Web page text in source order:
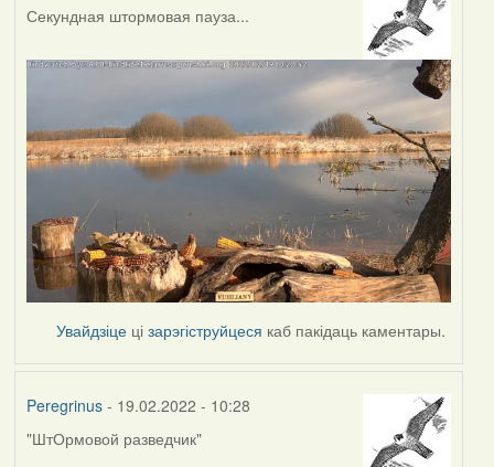
Секундная штормовая пауза...
Увайдзіце цізарэгіструйцеся каб пакідаць каментары.
Peregrinus- 19.02.2022 - 10:28
"ШтОрмовой разведчик"